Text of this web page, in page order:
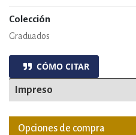
Colección
Graduados
CÓMO CITAR
Impreso
Opciones de compra